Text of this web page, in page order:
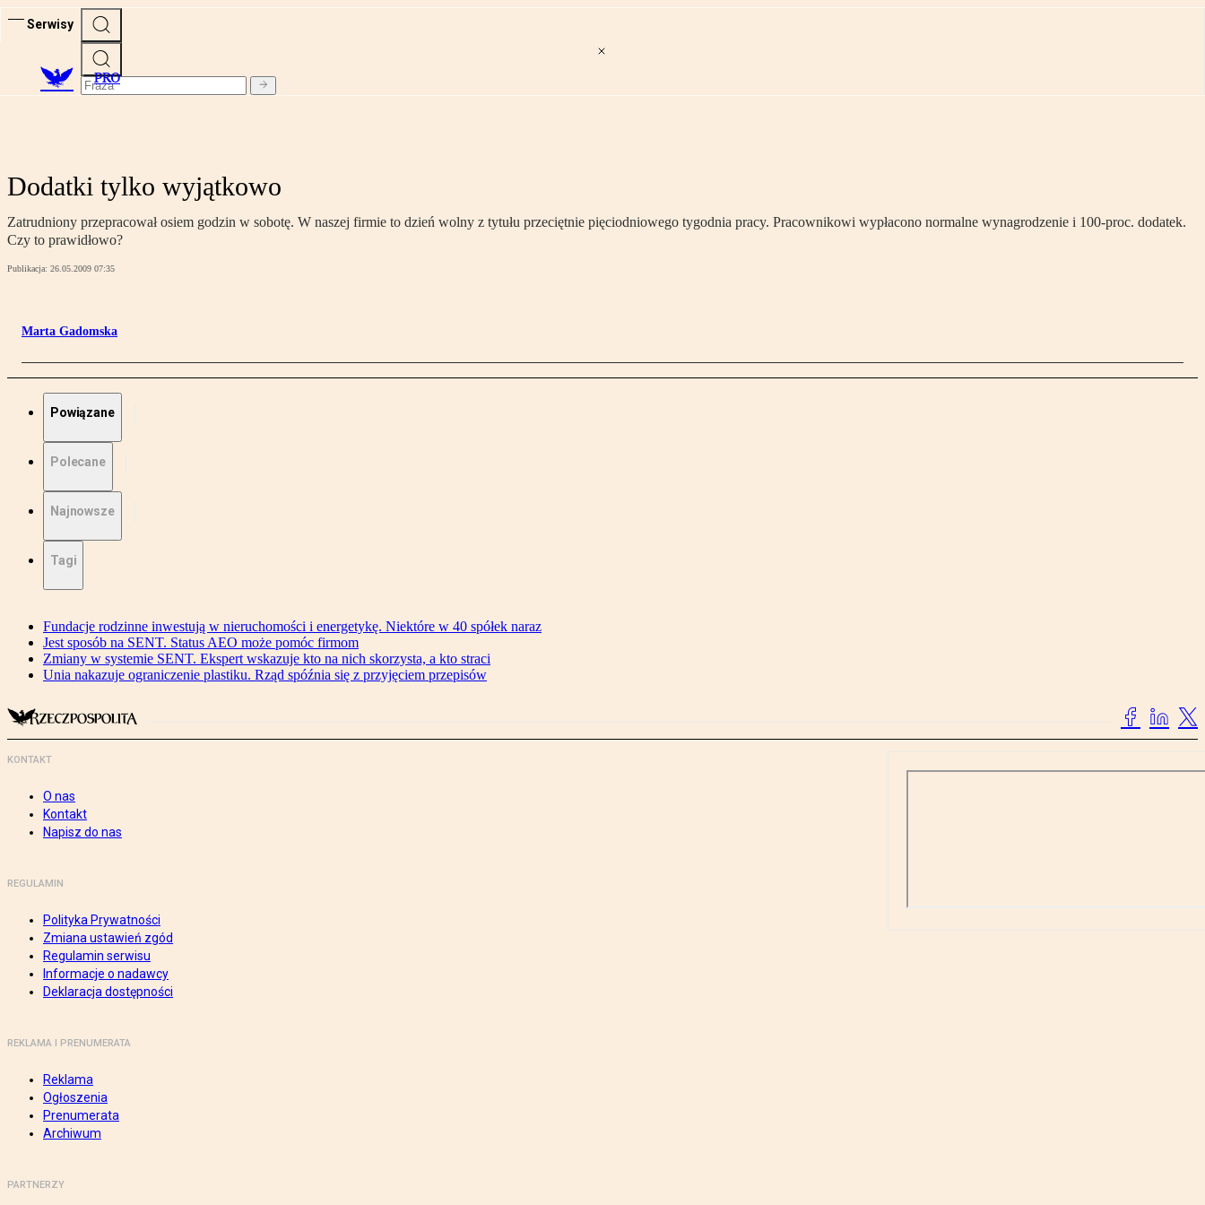
Serwisy
PRO
Dodatki tylko wyjątkowo
Zatrudniony przepracował osiem godzin w sobotę. W naszej firmie to dzień wolny z tytułu przeciętnie pięciodniowego tygodnia pracy. Pracownikowi wypłacono normalne wynagrodzenie i 100-proc. dodatek.
Czy to prawidłowo?
Publikacja: 26.05.2009 07:35
Marta Gadomska
Powiązane
Polecane
Najnowsze
Tagi
Fundacje rodzinne inwestują w nieruchomości i energetykę. Niektóre w 40 spółek naraz
Jest sposób na SENT. Status AEO może pomóc firmom
Zmiany w systemie SENT. Ekspert wskazuje kto na nich skorzysta, a kto straci
Unia nakazuje ograniczenie plastiku. Rząd spóźnia się z przyjęciem przepisów
KONTAKT
O nas
Kontakt
Napisz do nas
REGULAMIN
Polityka Prywatności
Zmiana ustawień zgód
Regulamin serwisu
Informacje o nadawcy
Deklaracja dostępności
REKLAMA I PRENUMERATA
Reklama
Ogłoszenia
Prenumerata
Archiwum
PARTNERZY